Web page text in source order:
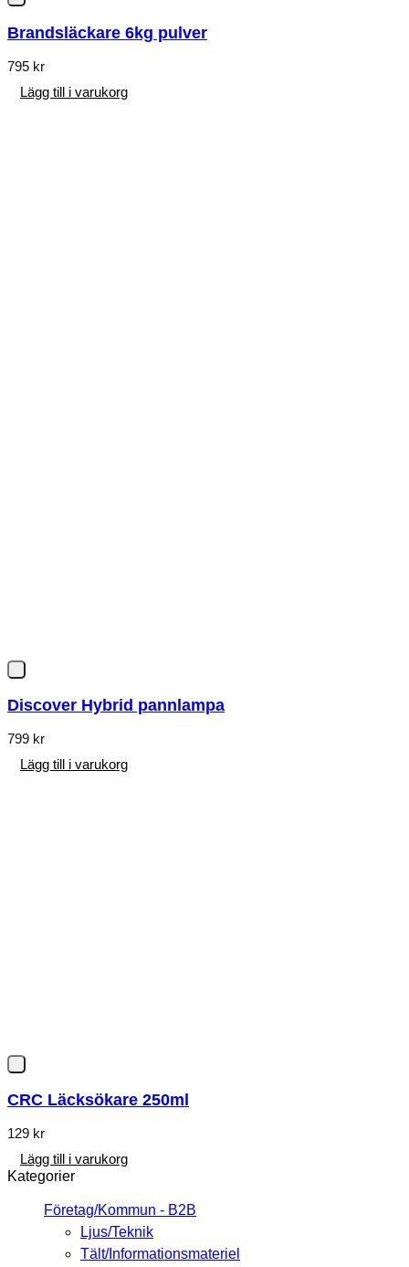
Brandsläckare 6kg pulver
795 kr
Lägg till i varukorg
Discover Hybrid pannlampa
799 kr
Lägg till i varukorg
CRC Läcksökare 250ml
129 kr
Lägg till i varukorg
Kategorier
Företag/Kommun - B2B
Ljus/Teknik
Tält/Informationsmateriel